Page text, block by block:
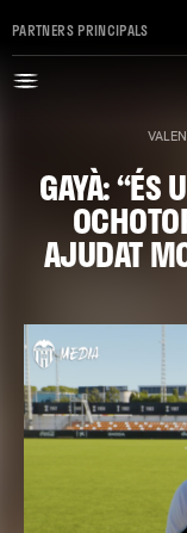
PARTNERS PRINCIPALS
GAYÀ: “ÉS
AJUDAT